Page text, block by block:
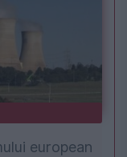
european